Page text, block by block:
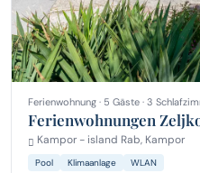
Ferienwohnung · 5 Gäste · 3
Ferienwohnungen
Kampor - island Rab, Kampor
Pool Klimaanlage WLAN